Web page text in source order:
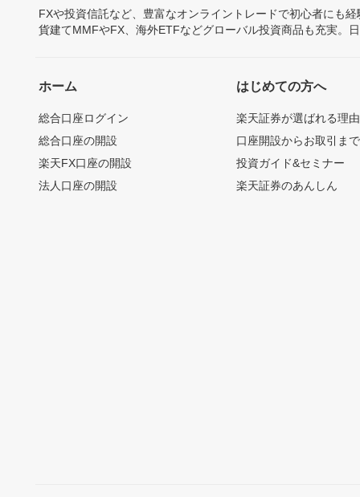
FXや投資信託など、豊富なオンライントレードで初心者にも
貨建てMMFやFX、海外ETFなどグローバル投資商品も充実。
ホーム
総合口座ログイン
総合口座の開設
楽天FX口座の開設
法人口座の開設
はじめての方へ
楽天証券が選ばれる理由
口座開設からお取引ま
投資ガイド&セミナー
楽天証券のあんしん